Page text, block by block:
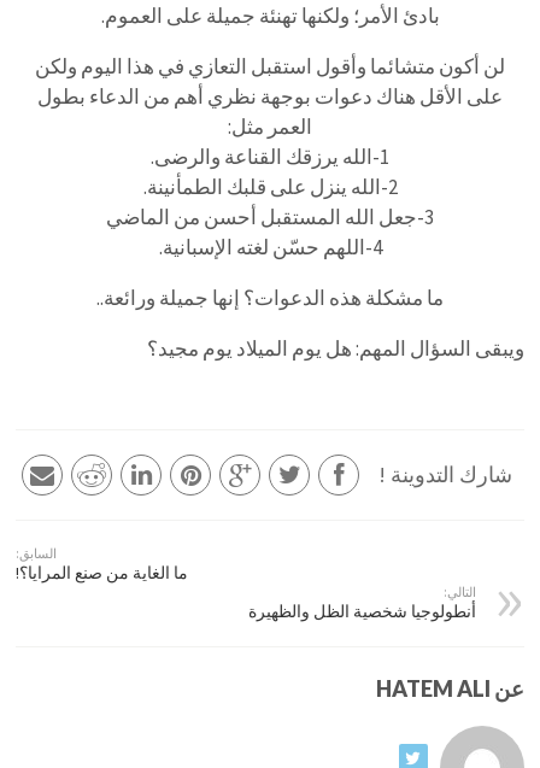
بادئ الأمر؛ ولكنها تهنئة جميلة على العموم.
لن أكون متشائما وأقول استقبل التعازي في هذا اليوم ولكن
على الأقل هناك دعوات بوجهة نظري أهم من الدعاء بطول
العمر مثل:
1-الله يرزقك القناعة والرضى.
2-الله ينزل على قلبك الطمأنينة.
3-جعل الله المستقبل أحسن من الماضي
4-اللهم حسّن لغته الإسبانية.
ما مشكلة هذه الدعوات؟ إنها جميلة ورائعة..
ويبقى السؤال المهم: هل يوم الميلاد يوم مجيد؟
شارك التدوينة !
السابق:
ما الغاية من صنع المرايا؟!
التالي:
أنطولوجيا شخصية الظل والظهيرة
عن HATEM ALI